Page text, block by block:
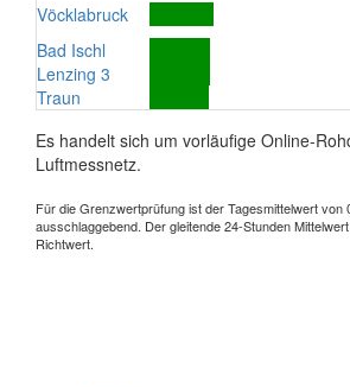
Vöcklabruck
Bad Ischl
Lenzing 3
Traun
Es handelt sich um vorläufige Online-
Luftmessnetz.
Für die Grenzwertprüfung ist der Tagesmittelwert von
ausschlaggebend. Der gleitende 24-Stunden
Richtwert.